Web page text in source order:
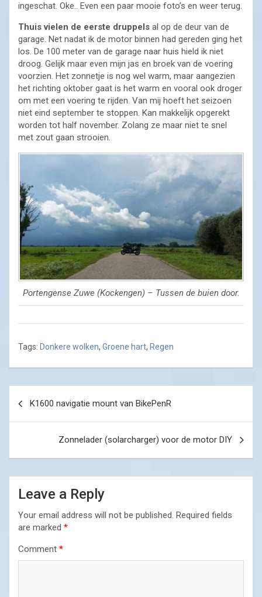
ingeschat. Oke.. Even een paar mooie foto’s en weer terug.
Thuis vielen de eerste druppels al op de deur van de
garage. Net nadat ik de motor binnen had gereden ging het
los. De 100 meter van de garage naar huis hield ik niet
droog. Gelijk maar even mijn jas en broek van de voering
voorzien. Het zonnetje is nog wel warm, maar aangezien
het richting oktober gaat is het warm en vooral ook droger
om met een voering te rijden. Van mij hoeft het seizoen
niet eind september te stoppen. Kan makkelijk opgerekt
worden tot half november. Zolang ze maar niet te snel
met zout gaan strooien.
Portengense Zuwe (Kockengen) – Tussen de buien door.
Tags: Donkere wolken, Groene hart, Regen
navigation
K1600 navigatie mount van BikePenR
Zonnelader (solarcharger) voor de motor DIY
Leave a Reply
Your email address will not be published. Required fields
are marked *
Comment *